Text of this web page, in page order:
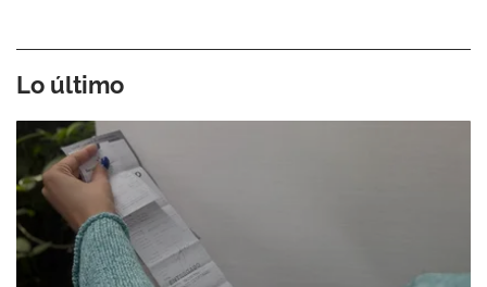
Lo último